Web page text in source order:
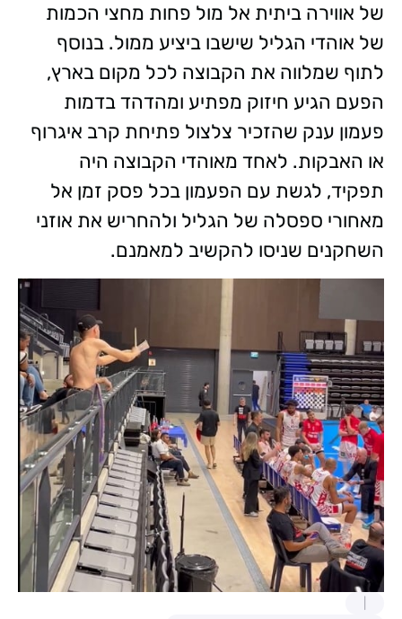
של אווירה ביתית אל מול פחות מחצי הכמות
של אוהדי הגליל שישבו ביציע ממול. בנוסף
לתוף שמלווה את הקבוצה לכל מקום בארץ,
הפעם הגיע חיזוק מפתיע ומהדהד בדמות
פעמון ענק שהזכיר צלצול פתיחת קרב איגרוף
או האבקות. לאחד מאוהדי הקבוצה היה
תפקיד, לגשת עם הפעמון בכל פסק זמן אל
מאחורי ספסלה של הגליל ולהחריש את אוזני
השחקנים שניסו להקשיב למאמנם.